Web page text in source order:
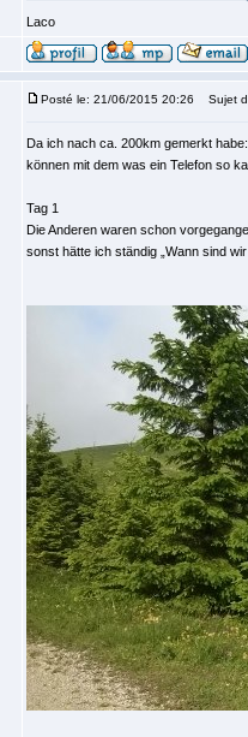
Laco
Posté le: 21/06/2015 20:26 Sujet
Da ich nach ca. 200km gemerkt
können mit dem was ein Telefon so
Tag 1
Die Anderen waren schon
sonst hätte ich ständig „Wann sind